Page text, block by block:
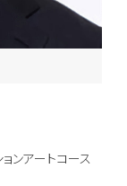
ンアートコース